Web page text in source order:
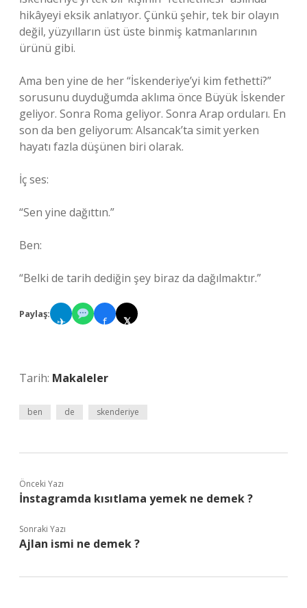
hikâyeyi eksik anlatıyor. Çünkü şehir, tek bir olayın
değil, yüzyılların üst üste binmiş katmanlarının
ürünü gibi.
Ama ben yine de her “İskenderiye’yi kim fethetti?”
sorusunu duyduğumda aklıma önce Büyük İskender
geliyor. Sonra Roma geliyor. Sonra Arap orduları. En
son da ben geliyorum: Alsancak’ta simit yerken
hayatı fazla düşünen biri olarak.
İç ses:
“Sen yine dağıttın.”
Ben:
“Belki de tarih dediğin şey biraz da dağılmaktır.”
Paylaş:
✈ f 𝕏
Tarih: Makaleler
ben de skenderiye
Önceki Yazı
İnstagramda kısıtlama yemek ne demek ?
Sonraki Yazı
Ajlan ismi ne demek ?